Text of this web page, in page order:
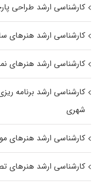
کارشناسی ارشد طراحی
کارشناسی ارشد هنرهای
کارشناسی ارشد هنرهای
کارشناسی ارشد برنامه
شهری
کارشناسی ارشد هنرهای
کارشناسی ارشد هنرهای